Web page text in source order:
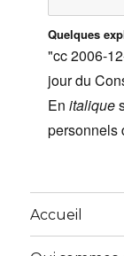
:Quelques
"cc 2006-
jour du
Enitalique
personnels
Accueil